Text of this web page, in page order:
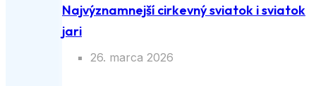
Najvýznamnejší cirkevný sviatok i sviatok
jari
26. marca 2026